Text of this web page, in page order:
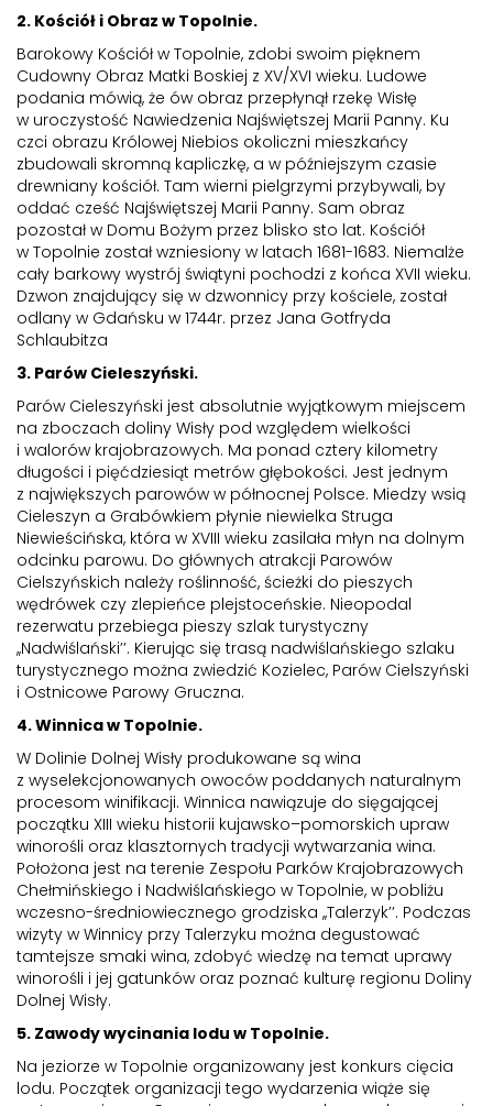
2. Kościół i Obraz w Topolnie.
Barokowy Kościół w Topolnie, zdobi swoim pięknem
Cudowny Obraz Matki Boskiej z XV/XVI wieku. Ludowe
podania mówią, że ów obraz przepłynął rzekę Wisłę
w uroczystość Nawiedzenia Najświętszej Marii Panny. Ku
czci obrazu Królowej Niebios okoliczni mieszkańcy
zbudowali skromną kapliczkę, a w późniejszym czasie
drewniany kościół. Tam wierni pielgrzymi przybywali, by
oddać cześć Najświętszej Marii Panny. Sam obraz
pozostał w Domu Bożym przez blisko sto lat. Kościół
w Topolnie został wzniesiony w latach 1681-1683. Niemalże
cały barkowy wystrój świątyni pochodzi z końca XVII wieku.
Dzwon znajdujący się w dzwonnicy przy kościele, został
odlany w Gdańsku w 1744r. przez Jana Gotfryda
Schlaubitza
3. Parów Cieleszyński.
Parów Cieleszyński jest absolutnie wyjątkowym miejscem
na zboczach doliny Wisły pod względem wielkości
i walorów krajobrazowych. Ma ponad cztery kilometry
długości i pięćdziesiąt metrów głębokości. Jest jednym
z największych parowów w północnej Polsce. Miedzy wsią
Cieleszyn a Grabówkiem płynie niewielka Struga
Niewieścińska, która w XVIII wieku zasilała młyn na dolnym
odcinku parowu. Do głównych atrakcji Parowów
Cielszyńskich należy roślinność, ścieżki do pieszych
wędrówek czy zlepieńce plejstoceńskie. Nieopodal
rezerwatu przebiega pieszy szlak turystyczny
,,Nadwiślański’’. Kierując się trasą nadwiślańskiego szlaku
turystycznego można zwiedzić Kozielec, Parów Cielszyński
i Ostnicowe Parowy Gruczna.
4. Winnica w Topolnie.
W Dolinie Dolnej Wisły produkowane są wina
z wyselekcjonowanych owoców poddanych naturalnym
procesom winifikacji. Winnica nawiązuje do sięgającej
początku XIII wieku historii kujawsko–pomorskich upraw
winorośli oraz klasztornych tradycji wytwarzania wina.
Położona jest na terenie Zespołu Parków Krajobrazowych
Chełmińskiego i Nadwiślańskiego w Topolnie, w pobliżu
wczesno-średniowiecznego grodziska ,,Talerzyk’’. Podczas
wizyty w Winnicy przy Talerzyku można degustować
tamtejsze smaki wina, zdobyć wiedzę na temat uprawy
winorośli i jej gatunków oraz poznać kulturę regionu Doliny
Dolnej Wisły.
5. Zawody wycinania lodu w Topolnie.
Na jeziorze w Topolnie organizowany jest konkurs cięcia
lodu. Początek organizacji tego wydarzenia wiąże się